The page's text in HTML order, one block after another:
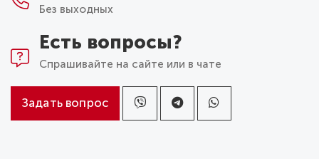
Без выходных
Есть вопросы?
Спрашивайте на сайте или в чате
Задать вопрос